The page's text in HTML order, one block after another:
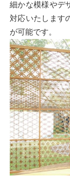
細かな模様やデ
対応いたします
が可能です。